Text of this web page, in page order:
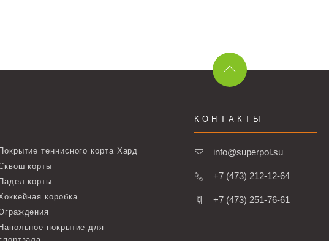
Покрытие теннисного корта Хард
корты
Падел корты
коробка
Напольное покрытие для
КОНТАКТЫ
info@superpol.su
+7 (473) 212-12-64
+7 (473) 251-76-61